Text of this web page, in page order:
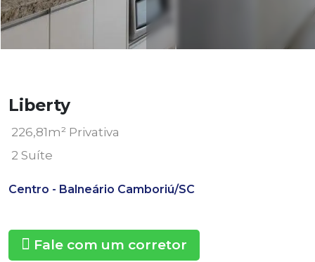
Liberty
226,81m² Privativa
2 Suíte
Centro - Balneário Camboriú/SC
Fale com um corretor